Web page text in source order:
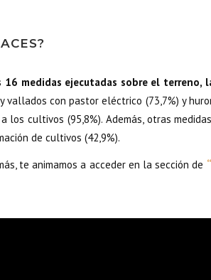
16 medidas ejecutadas sobre el terreno,
con pastor eléctrico (73,7%) y
cultivos (95,8%). Además, otras
de cultivos (42,9%).
te animamos a acceder en la sección de